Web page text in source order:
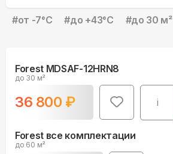
#от -7°С #до +43°С #до 30 м²
Forest MDSAF-12HRN8
до 30 м²
36 800 ₽ i
Forest все комплектации
до 60 м²